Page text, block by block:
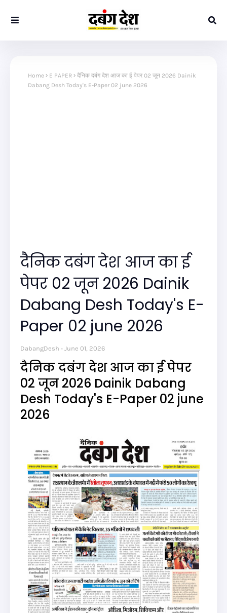
Home E PAPER
दैनिक दबंग देश आज का ई पेपर 02 जून 2026 Dainik
Dabang Desh Today's E-Paper 02 june 2026
दैनिक दबंग देश आज का ई
पेपर 02 जून 2026 Dainik
Dabang Desh Today's E-
Paper 02 june 2026
DabangDesh June 01, 2026
दैनिक दबंग देश आज का ई पेपर
02 जून 2026 Dainik Dabang
Desh Today's E-Paper 02 june
2026